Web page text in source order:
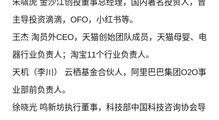
朱啸虎 金沙江创投董事总经理，国内著名投资人，曾
主导投资滴滴，OFO，小红书等。
王杰 淘员外CEO，天猫创始团队成员，天猫母婴、电
器行业负责人；淘宝11个行业负责人。
天机（李川） 云栖基金合伙人，阿里巴巴集团O2O事
业部前负责人。
徐晓光 鸣新坊执行董事，科技部中国科技咨询协会导